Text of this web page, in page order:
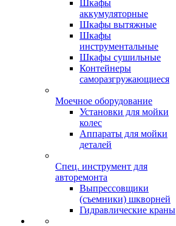
Шкафы
аккумуляторные
Шкафы вытяжные
Шкафы
инструментальные
Шкафы сушильные
Контейнеры
саморазгружающиеся
Моечное оборудование
Установки для мойки
колес
Аппараты для мойки
деталей
Спец. инструмент для
авторемонта
Выпрессовщики
(съемники) шкворней
Гидравлические краны